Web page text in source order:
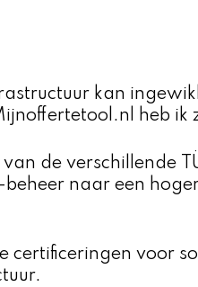
kan
heb
de verschillende
naar een
certificeringen voor